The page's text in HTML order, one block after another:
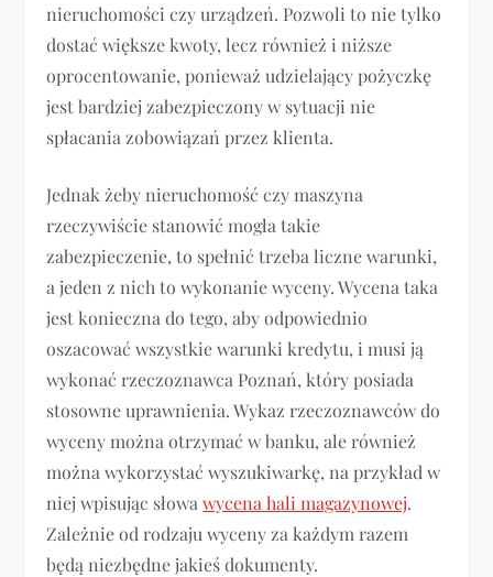
nieruchomości czy urządzeń. Pozwoli to nie tylko
dostać większe kwoty, lecz również i niższe
oprocentowanie, ponieważ udzielający pożyczkę
jest bardziej zabezpieczony w sytuacji nie
spłacania zobowiązań przez klienta.
Jednak żeby nieruchomość czy maszyna
rzeczywiście stanowić mogła takie
zabezpieczenie, to spełnić trzeba liczne warunki,
a jeden z nich to wykonanie wyceny. Wycena taka
jest konieczna do tego, aby odpowiednio
oszacować wszystkie warunki kredytu, i musi ją
wykonać rzeczoznawca Poznań, który posiada
stosowne uprawnienia. Wykaz rzeczoznawców do
wyceny można otrzymać w banku, ale również
można wykorzystać wyszukiwarkę, na przykład w
niej wpisując słowawycena hali magazynowej.
Zależnie od rodzaju wyceny za każdym razem
będą niezbędne jakieś dokumenty.